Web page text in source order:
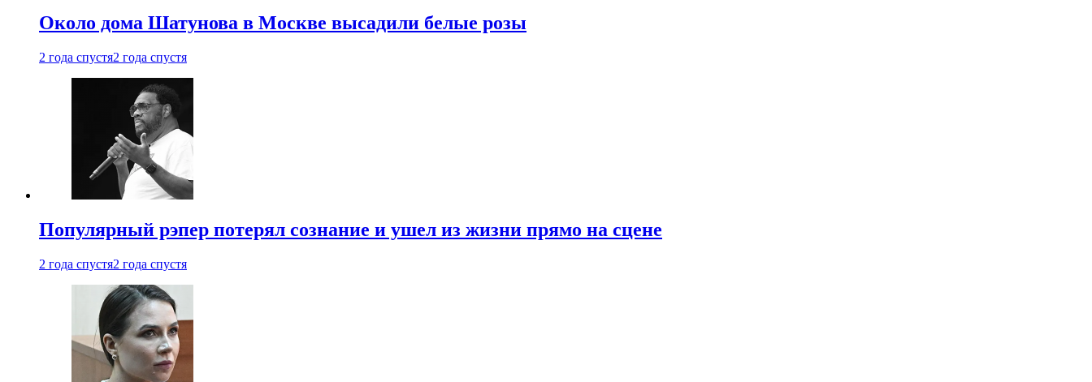
Около дома Шатунова в Москве высадили белые розы
2 года спустя2 года спустя
Популярный рэпер потерял сознание и ушел из жизни прямо на сцене
2 года спустя2 года спустя